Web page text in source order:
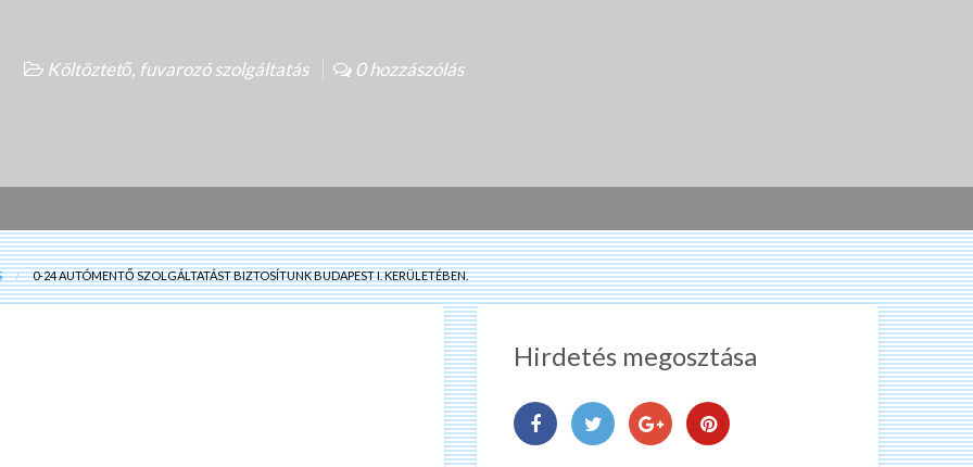
Költöztető, fuvarozó szolgáltatás 0 hozzászólás
0-24 AUTÓMENTŐ SZOLGÁLTATÁST BIZTOSÍTUNK BUDAPEST I. KERÜLETÉBEN.
Hirdetés megosztása